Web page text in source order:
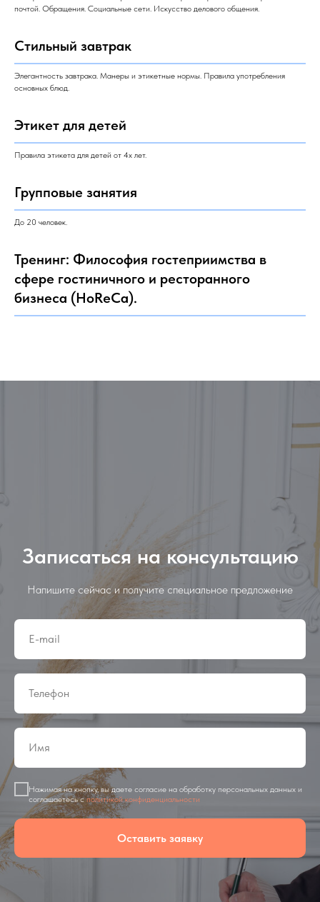
почтой. Обращения. Социальные сети. Искусство делового общения.
Стильный завтрак
Элегантность завтрака. Манеры и этикетные нормы. Правила употребления
основных блюд.
Этикет для детей
Правила этикета для детей от 4х лет.
Групповые занятия
До 20 человек.
Тренинг: Философия гостеприимства в
сфере гостиничного и ресторанного
бизнеса (HoReCa).
Записаться на консультацию
Напишите сейчас и получите специальное предложение
Нажимая на кнопку, вы даете согласие на обработку персональных данных и
соглашаетесь cполитикой конфиденциальности
Оставить заявку